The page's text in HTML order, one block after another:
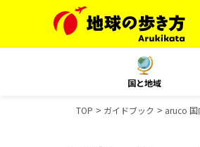
国と地域
TOP ガイドブック aruco 国